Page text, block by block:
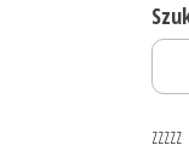
zzzzz